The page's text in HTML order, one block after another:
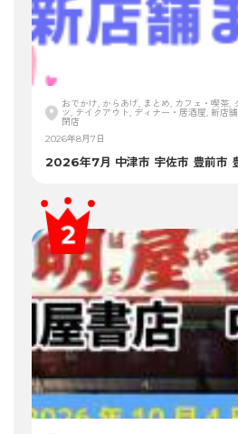
おでかけ, からあげ, まとめ, カフェ・喫茶,
ツ, テイクアウト, ディナー・居酒屋, 新店
閉店
2026年8月7日
2026年7月 中津市 宇佐市 豊前市